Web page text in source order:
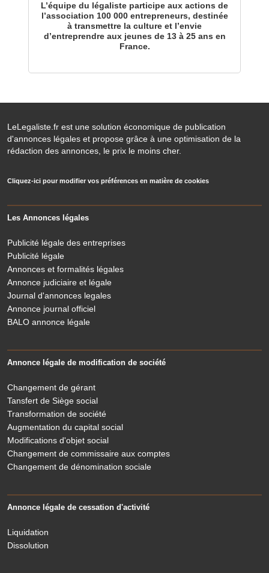
L’équipe du légaliste participe aux actions de
l’association 100 000 entrepreneurs, destinée
à transmettre la culture et l’envie
d’entreprendre aux jeunes de 13 à 25 ans en
France.
LeLegaliste.fr est une solution économique de publication
d'annonces légales et propose grâce à une optimisation de la
rédaction des annonces, le prix le moins cher.
Cliquez-ici pour modifier vos préférences en matière de cookies
Les Annonces légales
Publicité légale des entreprises
Publicité légale
Annonces et formalités légales
Annonce judiciaire et légale
Journal d'annonces legales
Annonce journal officiel
BALO annonce légale
Annonce légale de modification de société
Changement de gérant
Tansfert de Siège social
Transformation de société
Augmentation du capital social
Modifications d'objet social
Changement de commissaire aux comptes
Changement de dénomination sociale
Annonce légale de cessation d'activité
Liquidation
Dissolution